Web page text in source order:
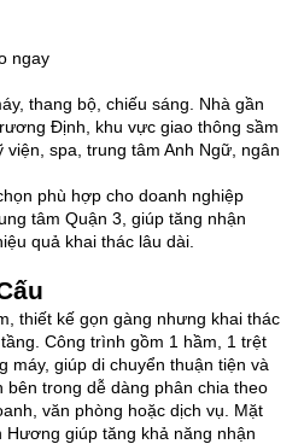
ngay
thang bộ, chiếu sáng. Nhà gần
Định, khu vực giao thông sầm
spa, trung tâm Anh Ngữ, ngân
phù hợp cho doanh nghiệp
tâm Quận 3, giúp tăng nhận
quả khai thác lâu dài.
thiết kế gọn gàng nhưng khai thác
Công trình gồm 1 hầm, 1 trệt
máy, giúp di chuyển thuận tiện và
bên trong dễ dàng phân chia theo
văn phòng hoặc dịch vụ. Mặt
giúp tăng khả năng nhận